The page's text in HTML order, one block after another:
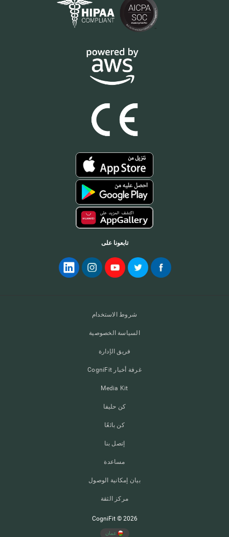
تابعونا على
شروط الاستخدام
السياسة الخصوصية
فريق الإدارة
غرفة أخبار CogniFit
Media Kit
كن حليفا
كن بائعًا
إتصل بنا
مساعدة
بيان إمكانية الوصول
مركز الثقة
CogniFit © 2026
عمان